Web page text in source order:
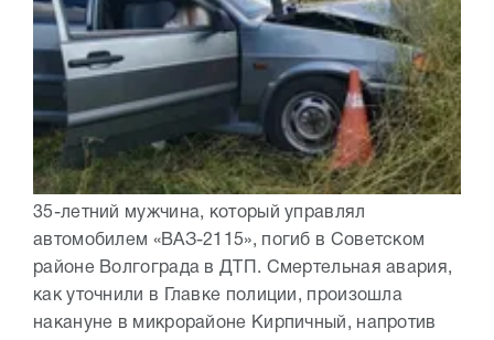
35-летний мужчина, который управлял
автомобилем «ВАЗ-2115», погиб в Советском
районе Волгограда в ДТП. Смертельная авария,
как уточнили в Главке полиции, произошла
накануне в микрорайоне Кирпичный, напротив